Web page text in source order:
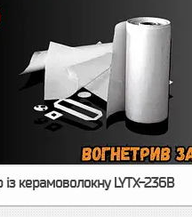
із керамоволокну LYTX-236B